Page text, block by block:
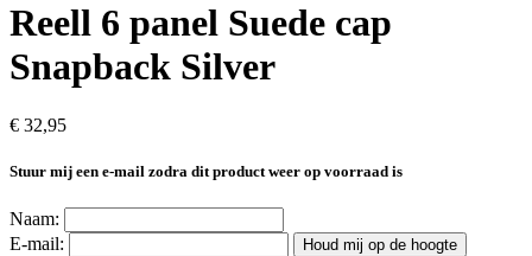
Reell 6 panel Suede cap
Snapback Silver
€ 32,95
Stuur mij een e-mail zodra dit product weer op voorraad is
Naam:
E-mail:
Houd mij op de hoogte